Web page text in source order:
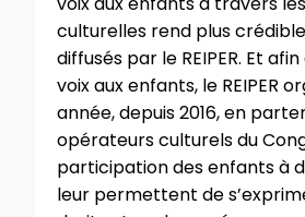
culturelles rend plus
diffusés par le REIPER. Et
voix aux enfants, le REIPER
année, depuis 2016, en
opérateurs culturels du
participation des enfants à
leur permettent de